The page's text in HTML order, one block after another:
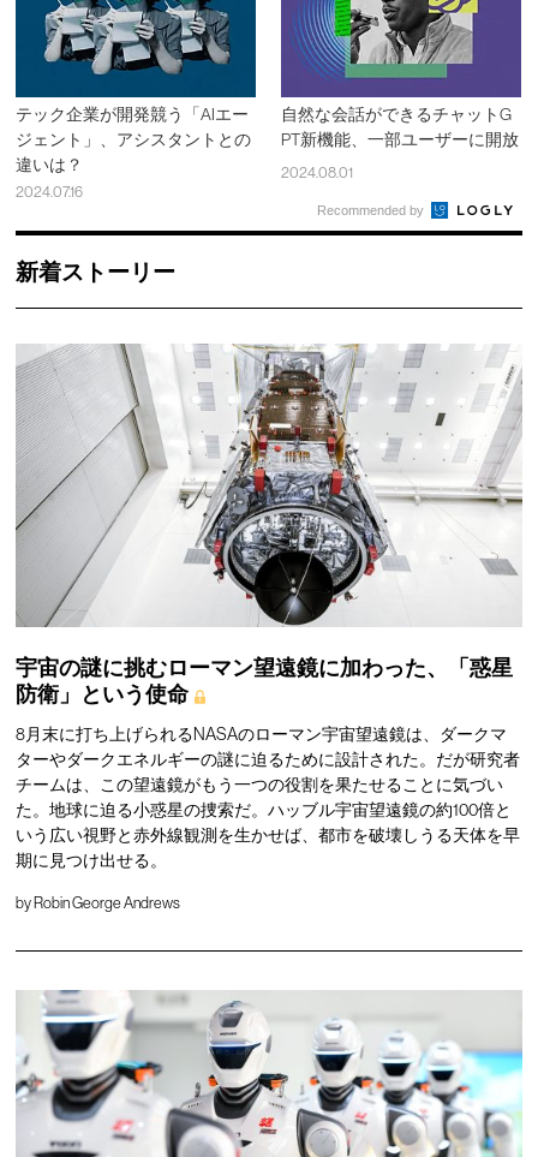
テック企業が開発競う「AIエー
ジェント」、アシスタントとの
違いは？
2024.07.16
自然な会話ができるチャットG
PT新機能、一部ユーザーに開放
2024.08.01
Recommended by
新着ストーリー
宇宙の謎に挑むローマン望遠鏡に加わった、「惑星
防衛」という使命
8月末に打ち上げられるNASAのローマン宇宙望遠鏡は、ダークマ
ターやダークエネルギーの謎に迫るために設計された。だが研究者
チームは、この望遠鏡がもう一つの役割を果たせることに気づい
た。地球に迫る小惑星の捜索だ。ハッブル宇宙望遠鏡の約100倍と
いう広い視野と赤外線観測を生かせば、都市を破壊しうる天体を早
期に見つけ出せる。
by Robin George Andrews